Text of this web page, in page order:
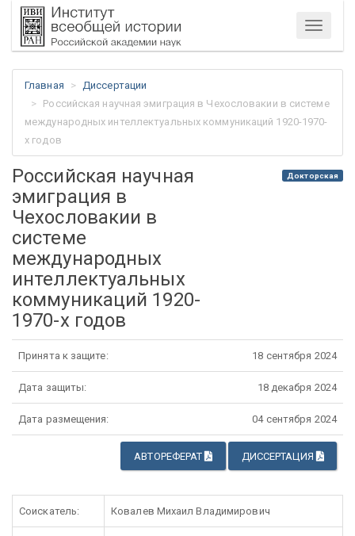
Меню
Главная
Диссертации
Российская научная эмиграция в Чехословакии в системе
международных интеллектуальных коммуникаций 1920-1970-
х годов
Российская научная
эмиграция в
Чехословакии в
системе
международных
интеллектуальных
коммуникаций 1920-
1970-х годов
Докторская
Принята к защите: 18 сентября 2024
Дата защиты: 18 декабря 2024
Дата размещения: 04 сентября 2024
АВТОРЕФЕРАТ ДИССЕРТАЦИЯ
Соискатель: Ковалев Михаил Владимирович